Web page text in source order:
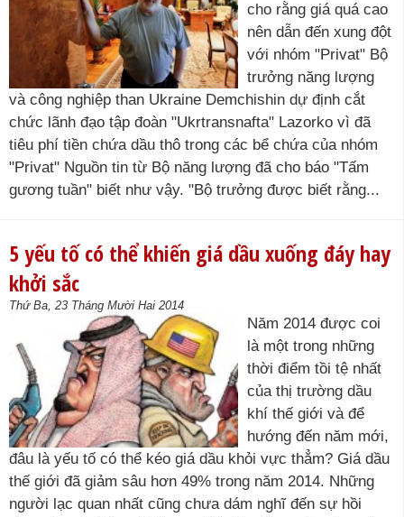
cho rằng giá quá cao
nên dẫn đến xung đột
với nhóm "Privat" Bộ
trưởng năng lượng
và công nghiệp than Ukraine Demchishin dự định cắt
chức lãnh đạo tập đoàn "Ukrtransnafta" Lazorko vì đã
tiêu phí tiền chứa dầu thô trong các bể chứa của nhóm
"Privat" Nguồn tin từ Bộ năng lượng đã cho báo "Tấm
gương tuần" biết như vậy. "Bộ trưởng được biết rằng...
5 yếu tố có thể khiến giá dầu xuống đáy hay
khởi sắc
Thứ Ba, 23 Tháng Mười Hai 2014
Năm 2014 được coi
là một trong những
thời điểm tồi tệ nhất
của thị trường dầu
khí thế giới và để
hướng đến năm mới,
đâu là yếu tố có thể kéo giá dầu khỏi vực thẳm? Giá dầu
thế giới đã giảm sâu hơn 49% trong năm 2014. Những
người lạc quan nhất cũng chưa dám nghĩ đến sự hồi